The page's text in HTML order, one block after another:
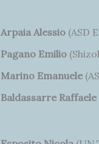
Arpaia Alessio (ASD
Pagano Emilio
Marino Emanuele
Baldassarre Raffaele